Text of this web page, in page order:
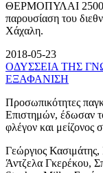
ΘΕΡΜΟΠΥΛΑΙ 2500
παρουσίαση του
Χάχαλη.
2018-05-23
ΟΔΥΣΣΕΙΑ ΤΗΣ
ΕΞΑΦΑΝΙΣΗ
Προσωπικότητες
Επιστημών, έδωσαν
φλέγον και μείζονος
Γεώργιος
Άντζελα Γκερέκου,